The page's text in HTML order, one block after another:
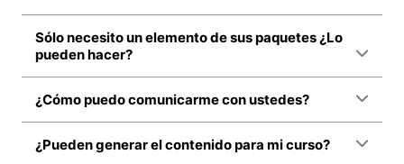
Sólo necesito un elemento de sus paquetes ¿Lo
pueden hacer?
¿Cómo puedo comunicarme con ustedes?
¿Pueden generar el contenido para mi curso?